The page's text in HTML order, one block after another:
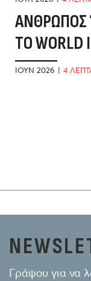
ΆΝΘΡΩΠΟΣ
Ο WORLD
ΙΟΎΝ 2026 | 4
Γράψου για να